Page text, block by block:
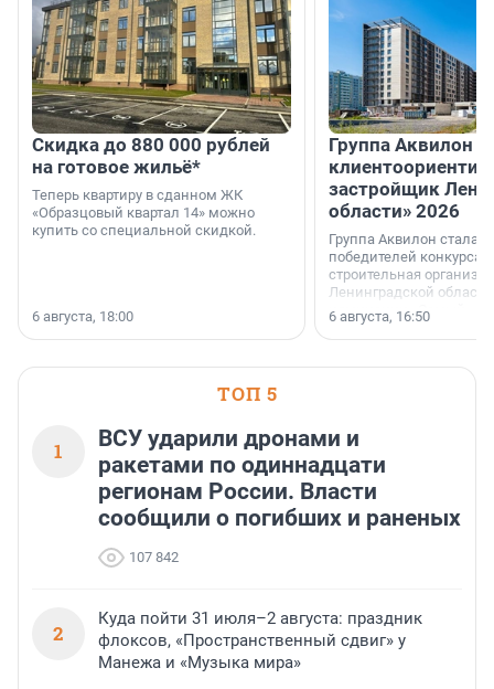
Скидка до 880 000 рублей
на готовое жильё*
Теперь квартиру в сданном ЖК
«Образцовый квартал 14» можно
купить со специальной скидкой.
6 августа, 18:00
Группа Аквилон
застройщик
области» 2026
Группа Аквилон стала
победителей конкурса
строительная
Ленинградской области
номинации «Самый
застройщик
области».
6 августа, 16:50
ТОП 5
1
ВСУ ударили дронами и
ракетами по одиннадцати
регионам России. Власти
сообщили о погибших и раненых
107 842
2
Куда пойти 31 июля–2 августа: праздник
флоксов, «Пространственный сдвиг» у
Манежа и «Музыка мира»